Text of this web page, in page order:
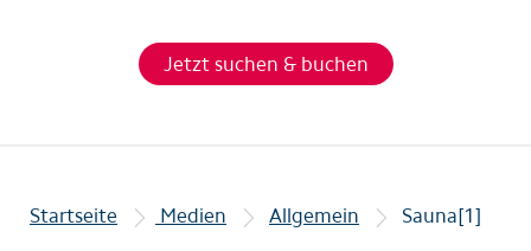
Jetzt suchen & buchen
Startseite Medien Allgemein Sauna[1]